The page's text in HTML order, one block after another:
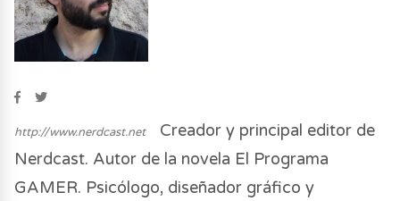
http://www.nerdcast.net
Creador y principal editor de
Nerdcast. Autor de la novela El Programa
GAMER. Psicólogo, diseñador gráfico y